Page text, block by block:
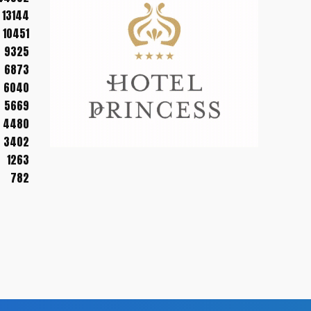
13144
10451
9325
6873
6040
5669
4480
3402
1263
782